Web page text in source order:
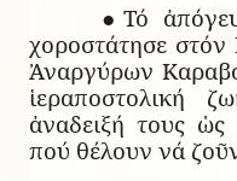
●Τό
χοροστάτησε
Ἀναργύρων
ἱεραποστολική
ἀναδειξή τους
πού θέλουν νά